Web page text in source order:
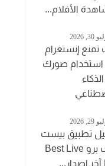
الأفلام...
2026
تمنع إنستغرام
صورك
2026
تطبيق بيست
لايف برو Best Live